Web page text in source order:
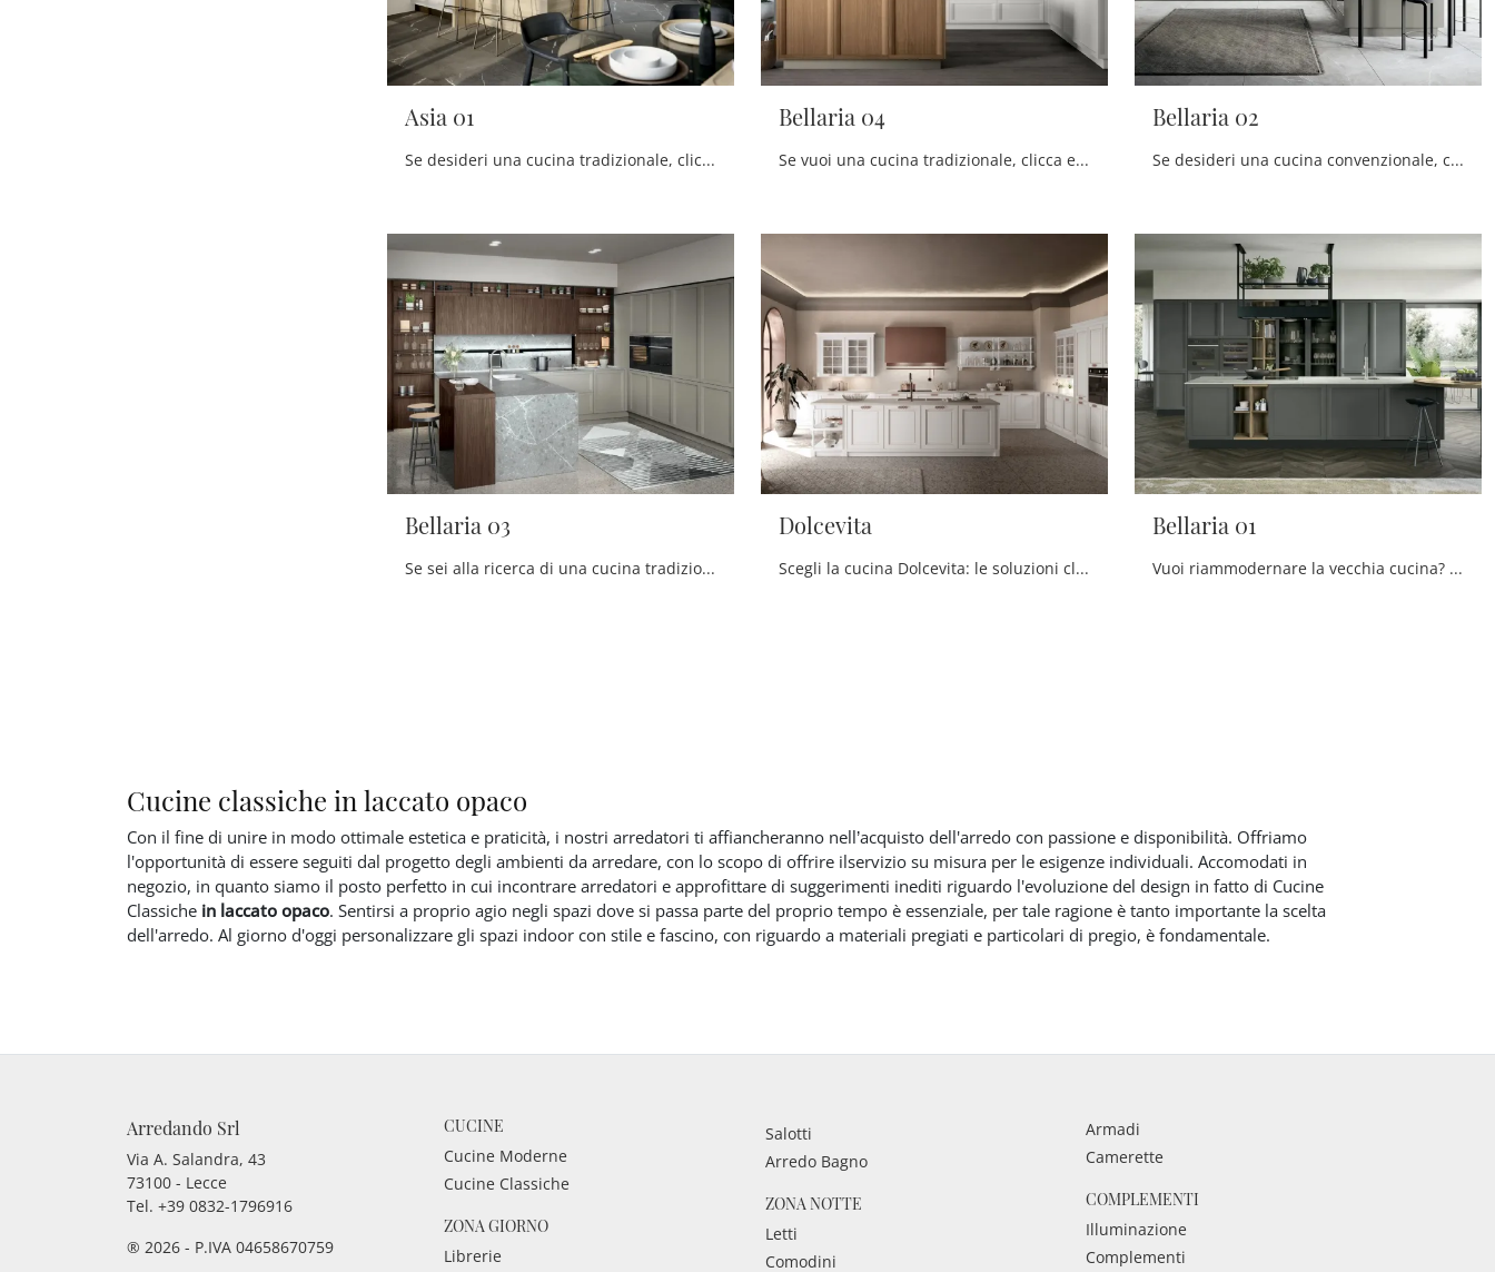
Asia 01
Se desideri una cucina tradizionale, clicca e ottieni informazioni sul modello Asia 01 Forma Cucine.
Bellaria 04
Se vuoi una cucina tradizionale, clicca e scopri di più sul modello Bellaria 04 Forma Cucine.
Bellaria 02
Se desideri una cucina convenzionale, clicca e scopri di più sul modello Bellaria 02 Forma Cucine.
Bellaria 03
Se sei alla ricerca di una cucina tradizionale, clicca e scopri di più sul modello Bellaria 03 Forma Cucine.
Dolcevita
Scegli la cucina Dolcevita: le soluzioni classiche Stosa in laccato opaco sono garanzia di qualità, stile e design.
Bellaria 01
Vuoi riammodernare la vecchia cucina? Clicca e scopri una ricca gamma di soluzioni classiche con isola: Bellaria 01 ti sta aspettando!
Cucine classiche in laccato opaco
Con il fine di unire in modo ottimale estetica e praticità, i nostri arredatori ti affiancheranno nell’acquisto dell'arredo con passione e disponibilità. Offriamo
l'opportunità di essere seguiti dal progetto degli ambienti da arredare, con lo scopo di offrire ilservizio su misura per le esigenze individuali. Accomodati in
negozio, in quanto siamo il posto perfetto in cui incontrare arredatori e approfittare di suggerimenti inediti riguardo l'evoluzione del design in fatto di Cucine
Classiche in laccato opaco. Sentirsi a proprio agio negli spazi dove si passa parte del proprio tempo è essenziale, per tale ragione è tanto importante la scelta
dell'arredo. Al giorno d'oggi personalizzare gli spazi indoor con stile e fascino, con riguardo a materiali pregiati e particolari di pregio, è fondamentale.
Arredando Srl
Via A. Salandra, 43
73100 - Lecce
Tel. +39 0832-1796916
® 2026 - P.IVA 04658670759
CUCINE
Cucine Moderne
Cucine Classiche
ZONA GIORNO
Librerie
Salotti
Arredo Bagno
ZONA NOTTE
Letti
Comodini
Armadi
Camerette
COMPLEMENTI
Illuminazione
Complementi